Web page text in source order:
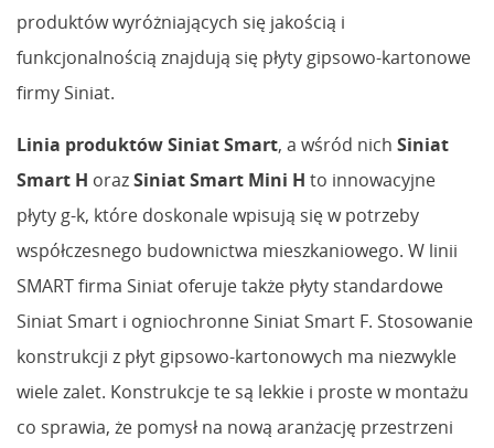
produktów wyróżniających się jakością i
funkcjonalnością znajdują się płyty gipsowo-kartonowe
firmy Siniat.
Linia produktów Siniat Smart, a wśród nich Siniat
Smart H orazSiniat Smart Mini H to innowacyjne
płyty g-k, które doskonale wpisują się w potrzeby
współczesnego budownictwa mieszkaniowego. W linii
SMART firma Siniat oferuje także płyty standardowe
Siniat Smart i ogniochronne Siniat Smart F. Stosowanie
konstrukcji z płyt gipsowo-kartonowych ma niezwykle
wiele zalet. Konstrukcje te są lekkie i proste w montażu
co sprawia, że pomysł na nową aranżację przestrzeni